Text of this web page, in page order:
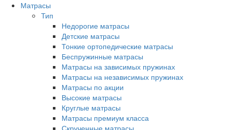
Матрасы
Тип
Недорогие матрасы
Детские матрасы
Тонкие ортопедические матрасы
Беспружинные матрасы
Матрасы на зависимых пружинах
Матрасы на независимых пружинах
Матрасы по акции
Высокие матрасы
Круглые матрасы
Матрасы премиум класса
Скрученные матрасы